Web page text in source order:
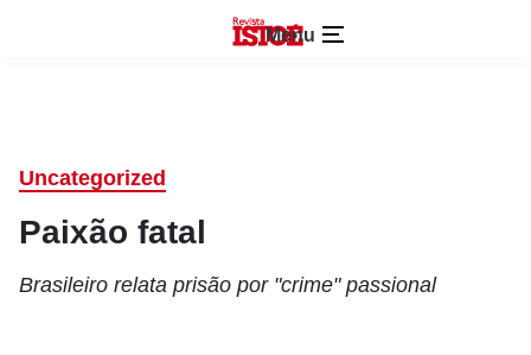
Menu
Uncategorized
Paixão fatal
Brasileiro relata prisão por "crime" passional